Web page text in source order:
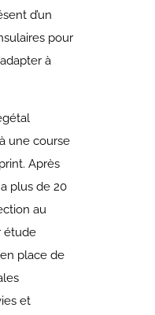
d’un
pour
à
une course
Après
plus de 20
au
étude
place de
et